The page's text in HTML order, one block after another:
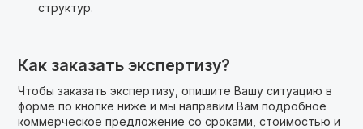
структур.
Как заказать экспертизу?
Чтобы заказать экспертизу, опишите Вашу ситуацию в
форме по кнопке ниже и мы направим Вам подробное
коммерческое предложение cо сроками, стоимостью и